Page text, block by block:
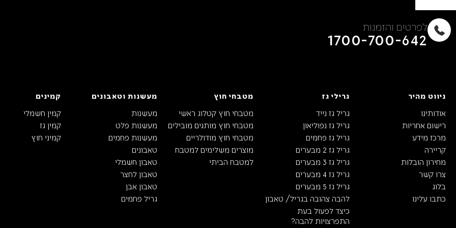
לפרטים והזמנות
1700-700-642
ניווט מהיר
אודותינו
רישום אחריות
מרכז מידע
קריירה
מחירון הובלות
צרו קשר
בלוג
כתבו עלינו
גרילי גז
גריל גז נייד
גריל גז נפוליאון
גריל גז פחמים
גריל גז 2 מבערים
גריל גז 3 מבערים
גריל גז 4 מבערים
גריל גז 5 מבערים
להבה צהובה בגריל/ טאבון
כיצד לפעול בעת
התפרצויות להבה?
מטבחי חוץ
מטבחי חוץ קטלוג ראשי
מטבחי חוץ מותגים מובילים
מטבחי חוץ מודולריים
מוצרים משלימים למטבח
למטבח הביתי
מעשנות וטאבונים
מעשנות
מעשנות פלט
מעשנות פחמים
טאבונים
טאבון חשמלי
טאבון לחצר
טאבון אבן
גריל פחמים
קמינים
קמין חשמלי
קמין גז
קמיני חוץ